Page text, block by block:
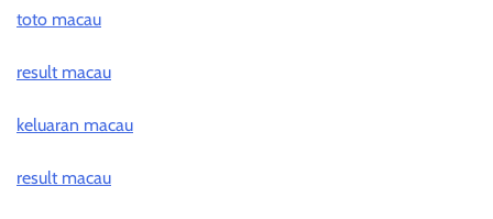
toto macau
result macau
keluaran macau
result macau